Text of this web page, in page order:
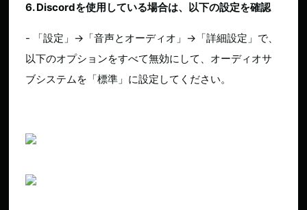
6. Discordを使用している場合は、以下の設定を確認
- 「設定」→「音声とオーディオ」→「詳細設定」で、
以下のオプションをすべて無効にして、オーディオサ
ブシステムを「標準」に設定してください。